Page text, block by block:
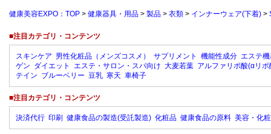
健康美容EXPO：TOP > 健康器具・用品 > 製品 > 衣類 > インナーウェア(下着) >
■注目カテゴリ・コンテンツ
スキンケア 男性化粧品（メンズコスメ） サプリメント 機能性成分 エステ
ゲン ダイエット エステ・サロン・スパ向け 大麦若葉 アルファリポ酸(αリポ
テイン ブルーベリー 豆乳 寒天 車椅子
■注目カテゴリ・コンテンツ
決済代行 印刷 健康食品の製造(受託製造) 化粧品 健康食品の原料 美容・化